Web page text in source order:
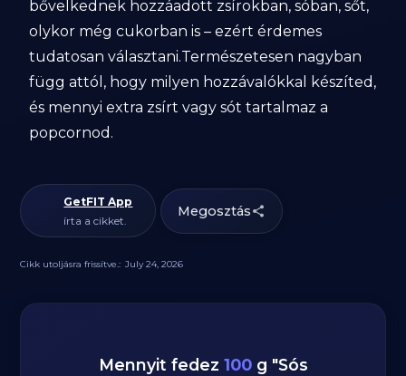
bővelkednek hozzáadott zsírokban, sóban, sőt,
olykor még cukorban is – ezért érdemes
tudatosan választani.Természetesen nagyban
függ attól, hogy milyen hozzávalókkal készíted,
és mennyi extra zsírt vagy sót tartalmaz a
popcornod.
GetFIT App
írta a cikket.
Megosztás
Cikk utoljásra frissítve.: July 24, 2026
Mennyit fedez 100 g "Sós